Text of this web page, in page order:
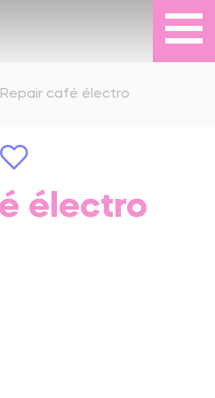
Repair café électro
électro